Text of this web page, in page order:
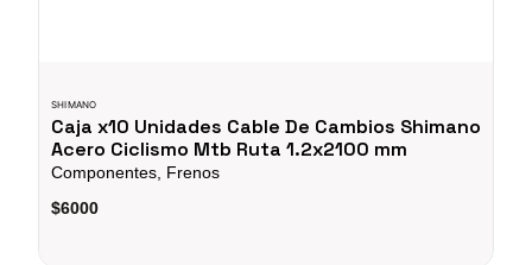
SHIMANO
Caja x10 Unidades Cable De Cambios Shimano
Acero Ciclismo Mtb Ruta 1.2x2100 mm
Componentes, Frenos
$6000